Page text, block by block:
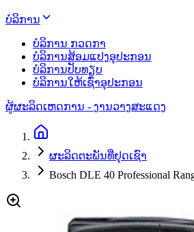
ບໍລິການ
ບໍລິການ ກວດກາ
ບໍລິການສ້ອມແປງອຸປະກອນ
ບໍລິການປັບທຽບ
ບໍລິການໃຫ້ເຊົ່າອຸປະກອນ
ຜູ້ຜະລິດເຫດການ - ງານວາງສະແດງ
ຜະລິດຕະພັນທີ່ຢຸດເຊົາ
Bosch DLE 40 Professional